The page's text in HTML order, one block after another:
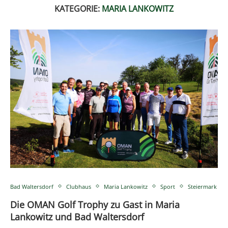
KATEGORIE: MARIA LANKOWITZ
Bad Waltersdorf Clubhaus Maria Lankowitz Sport Steiermark
Die OMAN Golf Trophy zu Gast in Maria
Lankowitz und Bad Waltersdorf